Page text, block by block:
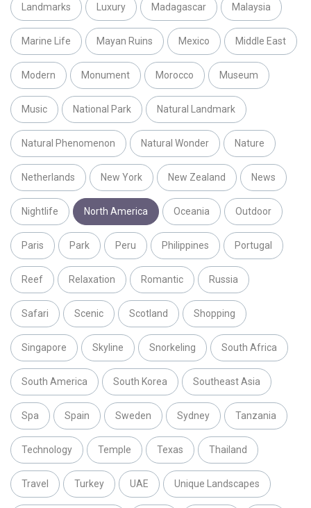
Landmarks Luxury Madagascar Malaysia
Marine Life Mayan Ruins Mexico Middle East
Modern Monument Morocco Museum
Music National Park Natural Landmark
Natural Phenomenon Natural Wonder Nature
Netherlands New York New Zealand News
Nightlife North America Oceania Outdoor
Paris Park Peru Philippines Portugal
Reef Relaxation Romantic Russia
Safari Scenic Scotland Shopping
Singapore Skyline Snorkeling South Africa
South America South Korea Southeast Asia
Spa Spain Sweden Sydney Tanzania
Technology Temple Texas Thailand
Travel Turkey UAE Unique Landscapes